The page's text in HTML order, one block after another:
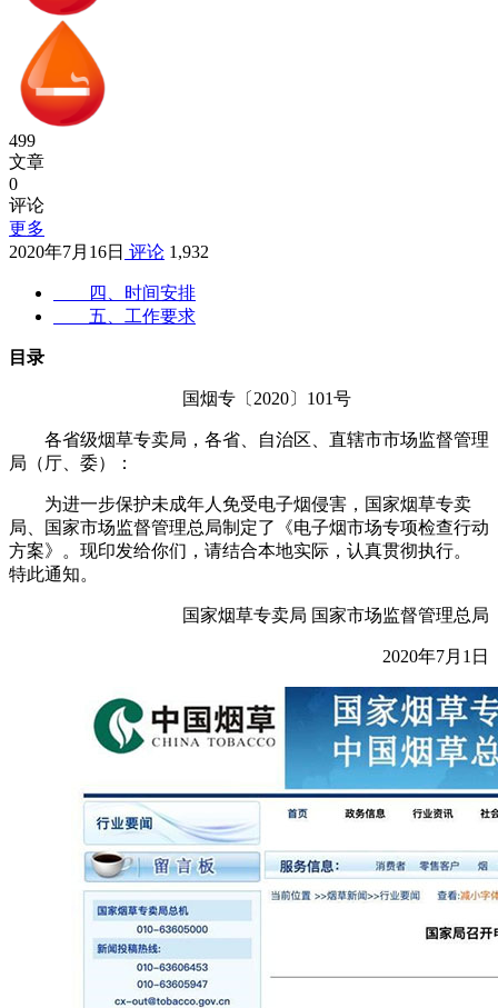
499
文章
0
评论
更多
2020年7月16日 评论 1,932
四、时间安排
五、工作要求
目录
国烟专〔2020〕101号
各省级烟草专卖局，各省、自治区、直辖市市场监督管理
局（厅、委）：
为进一步保护未成年人免受电子烟侵害，国家烟草专卖
局、国家市场监督管理总局制定了《电子烟市场专项检查行动
方案》。现印发给你们，请结合本地实际，认真贯彻执行。
特此通知。
国家烟草专卖局 国家市场监督管理总局
2020年7月1日